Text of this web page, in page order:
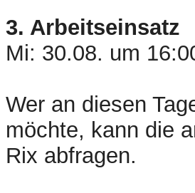
3. Arbeitseinsatz
Mi: 30.08. um
Wer an diesen
möchte, kann die
Rix abfragen.